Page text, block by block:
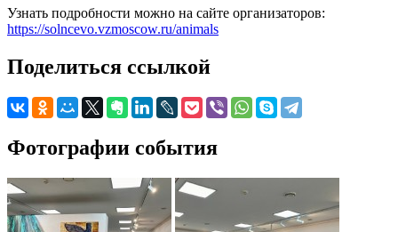
Узнать подробности можно на сайте организаторов:
https://solncevo.vzmoscow.ru/animals
Поделиться ссылкой
Фотографии события